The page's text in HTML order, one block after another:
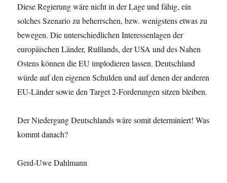
Diese Regierung wäre nicht in der Lage und fähig, ein
solches Szenario zu beherrschen, bzw. wenigstens etwas zu
bewegen. Die unterschiedlichen Interessenlagen der
europäischen Länder, Rußlands, der USA und des Nahen
Ostens können die EU implodieren lassen. Deutschland
würde auf den eigenen Schulden und auf denen der anderen
EU-Länder sowie den Target 2-Forderungen sitzen bleiben.
Der Niedergang Deutschlands wäre somit determiniert! Was
kommt danach?
Gerd-Uwe Dahlmann